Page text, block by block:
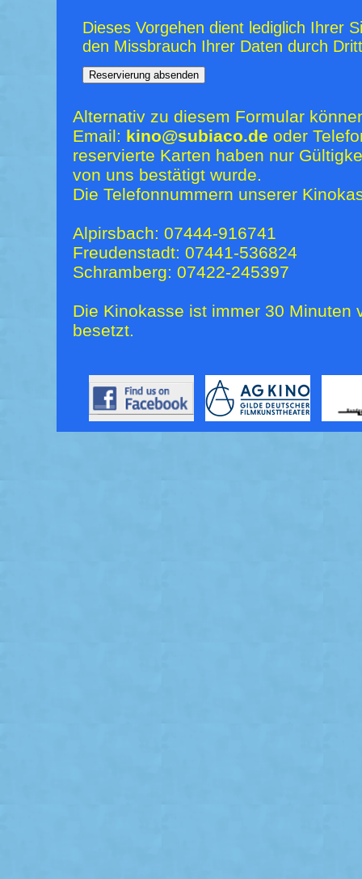
Dieses Vorgehen dient lediglich Ihrer
den Missbrauch Ihrer Daten durch
Alternativ zu diesem Formular
Email: kino@subiaco.de oder
reservierte Karten haben nur
von uns bestätigt wurde.
Die Telefonnummern unserer
Alpirsbach: 07444-916741
Freudenstadt: 07441-536824
Schramberg: 07422-245397
Die Kinokasse ist immer 30 Minuten
besetzt.